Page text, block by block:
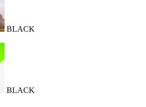
BLACK
BLACK